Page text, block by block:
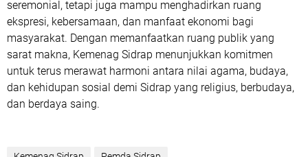
seremonial, tetapi juga mampu menghadirkan ruang
ekspresi, kebersamaan, dan manfaat ekonomi bagi
masyarakat. Dengan memanfaatkan ruang publik yang
sarat makna, Kemenag Sidrap menunjukkan komitmen
untuk terus merawat harmoni antara nilai agama, budaya,
dan kehidupan sosial demi Sidrap yang religius, berbudaya,
dan berdaya saing.